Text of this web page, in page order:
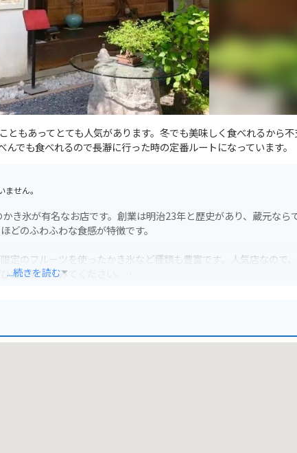
もあってとても人気があります。冬でも美味しく食べれるから不
でも食べれるので長瀞に行った時の定番ルートになっています。
せん。
き氷が有名なお店です。創業は明治23年と歴史があり、蔵元なら
どのふわふわな食感が特徴です。
定のフルーツを使ったかき氷など種類も豊富です。人気店なので
立ち寄ってみてください。
...続きを読む